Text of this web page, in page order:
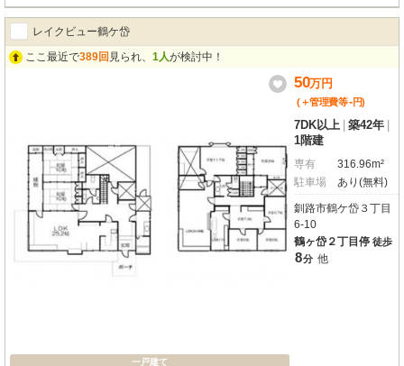
しくなるシステムキッチン、たっぷり収納できるウォークインクローゼット、
冬でも快適な床暖房、雨の日も安心の浴室乾燥機や追い焚き機能付きバスな
ど、充実の設備が揃っています。オートロックや防犯カメラ、宅配BOXも完備
され、セキュリティ面も安心。ゲストルームやラウンジといった共用施設も充
タワーマンションで、快適で安心な新生活をスタートさせてみませんか。
レイクビュー鶴ケ岱
ここ最近で389回 見られ、 1人が検討中！
一戸建て
50万円
(＋管理費等-円)
7DK以上 築42年
1階建
専有
316.96m²
駐車場
あり(無料)
釧路市鶴ケ岱３丁目
6-10
鶴ヶ岱２丁目停 徒歩
8分 他